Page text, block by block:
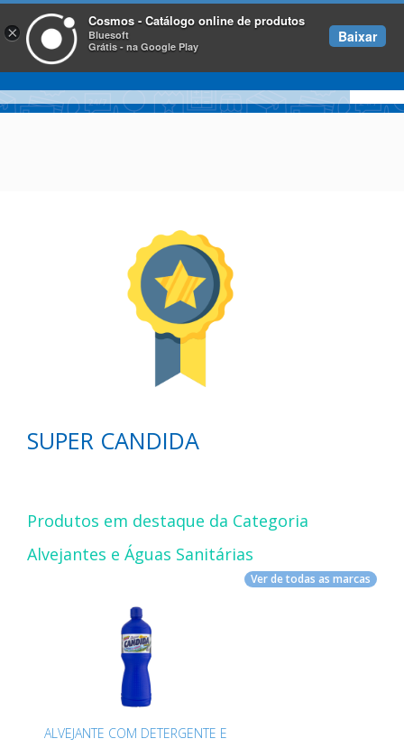
SUPER CANDIDA
Produtos em destaque da Categoria
Alvejantes e Águas Sanitárias
Ver de todas as marcas
ALVEJANTE COM DETERGENTE E
×
Cosmos - Catálogo online de produtos
Bluesoft
Grátis - na Google Play
Baixar